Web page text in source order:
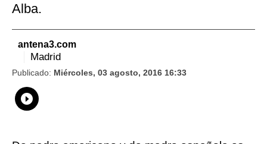
Alba.
antena3.com
Madrid
Publicado: Miércoles, 03 agosto, 2016 16:33
Whatsapp
Compartir